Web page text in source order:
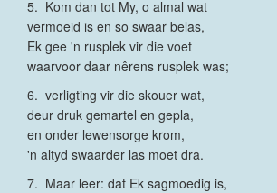
5. Kom dan tot My, o almal wat
vermoeid is en so swaar belas,
Ek gee 'n rusplek vir die voet
waarvoor daar nêrens rusplek was;
6. verligting vir die skouer wat,
deur druk gemartel en gepla,
en onder lewensorge krom,
'n altyd swaarder las moet dra.
7. Maar leer: dat Ek sagmoedig is,